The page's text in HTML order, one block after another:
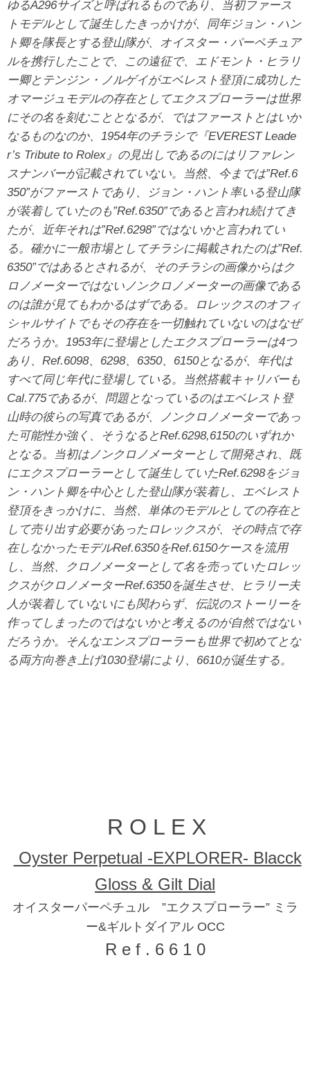
ゆるA296サイズと呼ばれるものであり、当初ファース
トモデルとして誕生したきっかけが、同年ジョン・ハン
ト卿を隊長とする登山隊が、オイスター・パーペチュア
ルを携行したことで、この遠征で、エドモント・ヒラリ
ー卿とテンジン・ノルゲイがエベレスト登頂に成功した
オマージュモデルの存在としてエクスプローラーは世界
にその名を刻むこととなるが、ではファーストとはいか
なるものなのか、1954年のチラシで『EVEREST Leade
r’s Tribute to Rolex』の見出しであるのにはリファレン
スナンバーが記載されていない。当然、今までは”Ref.6
350”がファーストであり、ジョン・ハント率いる登山隊
が装着していたのも”Ref.6350”であると言われ続けてき
たが、近年それは”Ref.6298”ではないかと言われてい
る。確かに一般市場としてチラシに掲載されたのは”Ref.
6350”ではあるとされるが、そのチラシの画像からはク
ロノメーターではないノンクロノメーターの画像である
のは誰が見てもわかるはずである。ロレックスのオフィ
シャルサイトでもその存在を一切触れていないのはなぜ
だろうか。1953年に登場としたエクスプローラーは4つ
あり、Ref.6098、6298、6350、6150となるが、年代は
すべて同じ年代に登場している。当然搭載キャリバーも
Cal.775であるが、問題となっているのはエベレスト登
山時の彼らの写真であるが、ノンクロノメーターであっ
た可能性か強く、そうなるとRef.6298,6150のいずれか
となる。当初はノンクロノメーターとして開発され、既
にエクスプローラーとして誕生していたRef.6298をジョ
ン・ハント卿を中心とした登山隊が装着し、エベレスト
登頂をきっかけに、当然、単体のモデルとしての存在と
して売り出す必要があったロレックスが、その時点で存
在しなかったモデルRef.6350をRef.6150ケースを流用
し、当然、クロノメーターとして名を売っていたロレッ
クスがクロノメーターRef.6350を誕生させ、ヒラリー夫
人が装着していないにも関わらず、伝説のストーリーを
作ってしまったのではないかと考えるのが自然ではない
だろうか。そんなエンスプローラーも世界で初めてとな
る両方向巻き上げ1030登場により、6610が誕生する。
R O L E X
Oyster Perpetual -EXPLORER- Blacck
Gloss & Gilt Dial
オイスターパーペチュル ”エクスプローラー” ミラ
ー&ギルトダイアル OCC
R e f . 6 6 1 0